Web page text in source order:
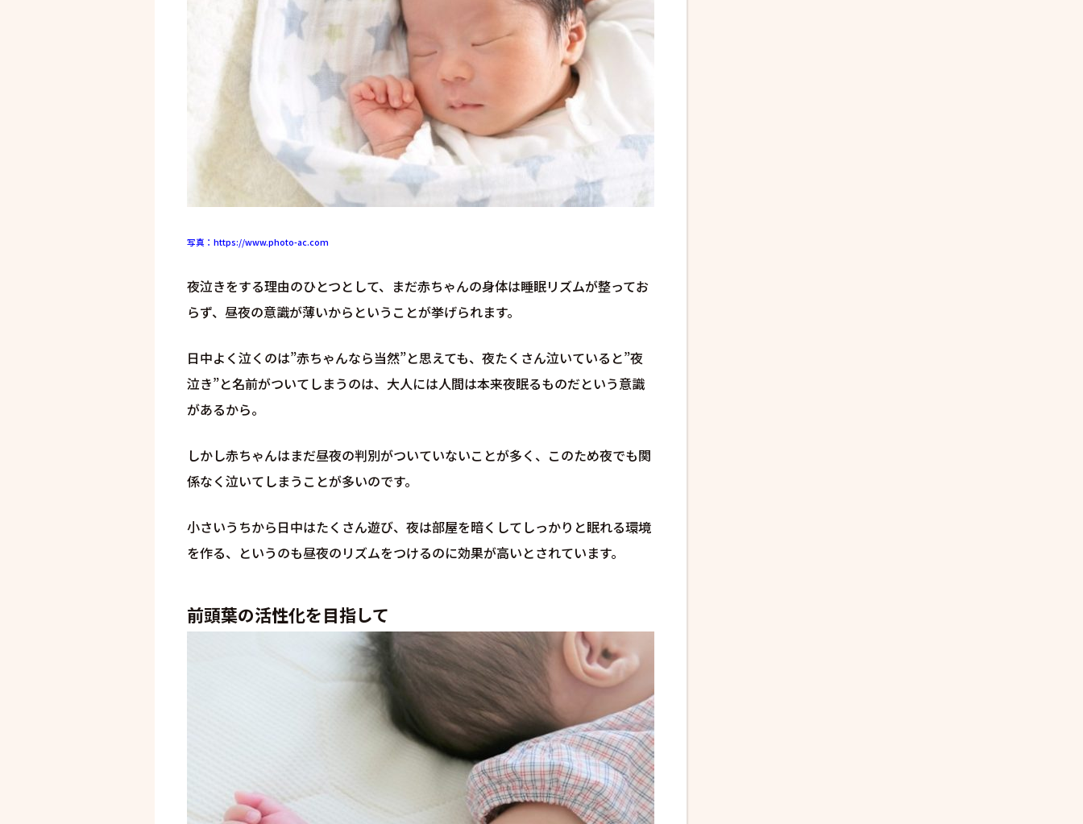
写真：https://www.photo-ac.com
夜泣きをする理由のひとつとして、まだ赤ちゃんの身体は睡眠リズムが整ってお
らず、昼夜の意識が薄いからということが挙げられます。
日中よく泣くのは”赤ちゃんなら当然”と思えても、夜たくさん泣いていると”夜
泣き”と名前がついてしまうのは、大人には人間は本来夜眠るものだという意識
があるから。
しかし赤ちゃんはまだ昼夜の判別がついていないことが多く、このため夜でも関
係なく泣いてしまうことが多いのです。
小さいうちから日中はたくさん遊び、夜は部屋を暗くしてしっかりと眠れる環境
を作る、というのも昼夜のリズムをつけるのに効果が高いとされています。
前頭葉の活性化を目指して